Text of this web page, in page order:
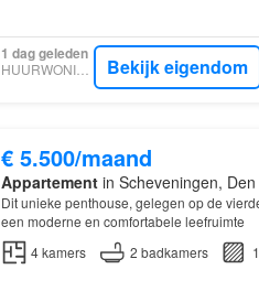
1 dag geleden
HUURWONINGEN Bekijk eigendom
€ 5.500/maand
Appartementin Scheveningen,
Dit unieke penthouse, gelegen op de
een moderne en comfortabele leefruimte
4kamers 2 badkamers